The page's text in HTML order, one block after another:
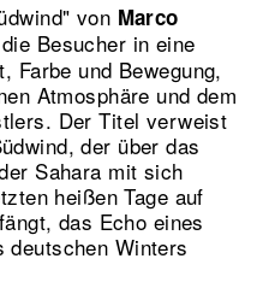
von Marco
Besucher in eine
Farbe und Bewegung,
Atmosphäre und dem
Der Titel verweist
der über das
Sahara mit sich
heißen Tage auf
das Echo eines
deutschen Winters